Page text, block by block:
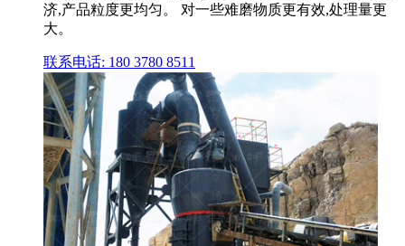
济,产品粒度更均匀。 对一些难磨物质更有效,处理量更
大。
联系电话: 180 3780 8511